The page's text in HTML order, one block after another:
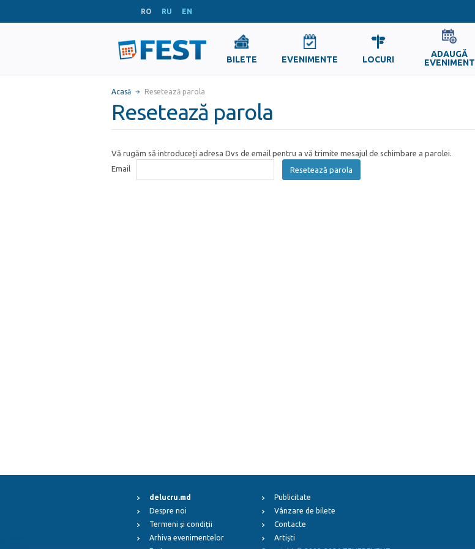
RO RU EN
BILETE EVENIMENTE LOCURI
ADAUGĂ
EVENIMENT
Acasă Resetează parola
Resetează parola
Vă rugăm să introduceți adresa Dvs de email pentru a vă trimite mesajul de schimbare a parolei.
Email
Resetează parola
delucru.md
Despre noi
Termeni și condiții
Arhiva evenimentelor
Publicitate
Vânzare de bilete
Contacte
Artiști